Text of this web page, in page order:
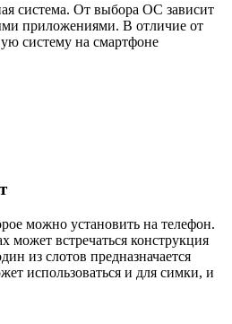
система. От выбора ОС зависит
приложениями. В отличие от
систему на смартфоне
можно установить на телефон.
может встречаться конструкция
из слотов предназначается
использоваться и для симки, и